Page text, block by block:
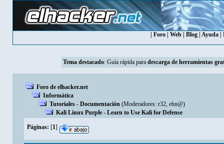
Foro Web Blog Ayuda
Tema destacado: Guía rápida para descarga de herramientas
Foro de elhacker.net
Informática
Tutoriales - Documentación (Moderadores: r32, ehn@)
Kali Linux Purple - Learn to Use Kali for Defense
Páginas: [1]